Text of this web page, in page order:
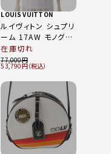
LOUIS VUITTON
ルイヴィトン シュプリ
ーム 17AW モノグラ
ム Box Logo Tee
ボックスロゴ 半袖 T
シャツ ホワイト XXS
在庫切れ
77,000
53,790